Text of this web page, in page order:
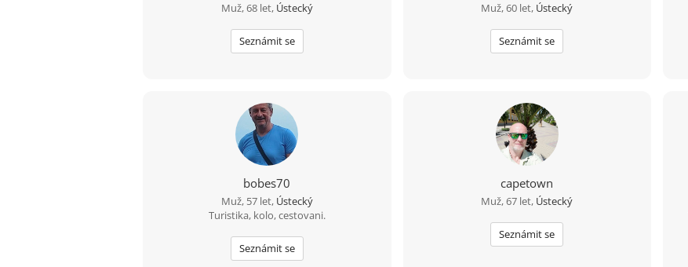
Muž, 68 let, Ústecký
Seznámit se
Muž, 60 let, Ústecký
Seznámit se
bobes70
Muž, 57 let, Ústecký
Turistika, kolo, cestovani.
Seznámit se
capetown
Muž, 67 let, Ústecký
Seznámit se